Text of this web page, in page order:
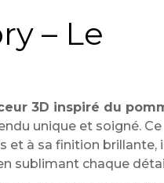
– Le
3D inspiré du
unique et soigné. Ce
et à sa finition brillante,
sublimant chaque